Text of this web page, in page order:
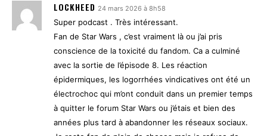
LOCKHEED 24 mars 2026 à 8h58
Super podcast . Très intéressant.
Fan de Star Wars , c’est vraiment là ou j’ai pris
conscience de la toxicité du fandom. Ca a culminé
avec la sortie de l’épisode 8. Les réaction
épidermiques, les logorrhées vindicatives ont été un
électrochoc qui m’ont conduit dans un premier temps
à quitter le forum Star Wars ou j’étais et bien des
années plus tard à abandonner les réseaux sociaux.